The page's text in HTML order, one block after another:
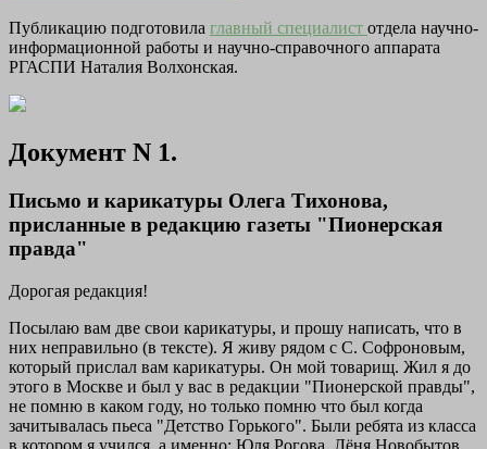
Публикацию подготовила главный специалист отдела научно-
информационной работы и научно-справочного аппарата
РГАСПИ Наталия Волхонская.
Документ N 1.
Письмо и карикатуры Олега Тихонова,
присланные в редакцию газеты "Пионерская
правда"
Дорогая редакция!
Посылаю вам две свои карикатуры, и прошу написать, что в
них неправильно (в тексте). Я живу рядом с С. Софроновым,
который прислал вам карикатуры. Он мой товарищ. Жил я до
этого в Москве и был у вас в редакции "Пионерской правды",
не помню в каком году, но только помню что был когда
зачитывалась пьеса "Детство Горького". Были ребята из класса
в котором я учился, а именно: Юля Рогова, Лёня Новобытов,